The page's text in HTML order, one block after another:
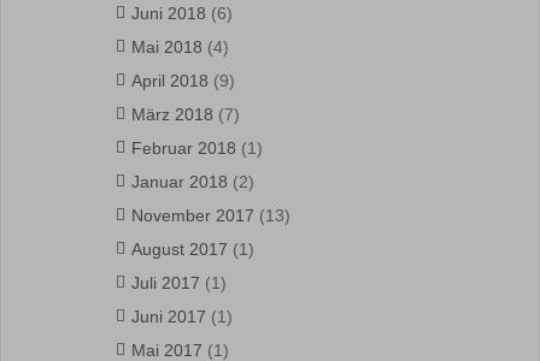
Juni 2018 (6)
Mai 2018 (4)
April 2018 (9)
März 2018 (7)
Februar 2018 (1)
Januar 2018 (2)
November 2017 (13)
August 2017 (1)
Juli 2017 (1)
Juni 2017 (1)
Mai 2017 (1)